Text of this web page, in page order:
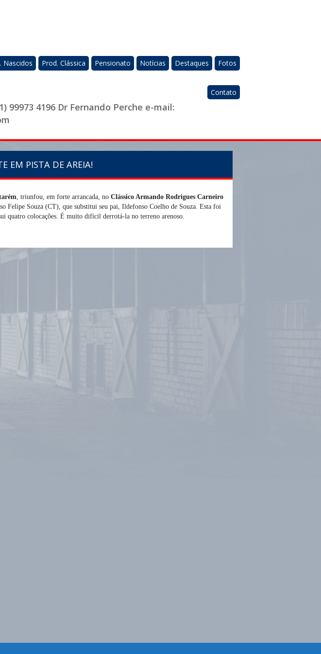
Nascidos Prod. Clássica Pensionato Notícias Destaques Fotos
Contato
99973 4196 Dr Fernando Perche e-mail:
EM PISTA DE AREIA!
, triunfou, em forte arrancada, no Clássico Armando Rodrigues Carneiro
Felipe Souza (CT), que substitui seu pai, Ildefonso Coelho de Souza. Esta foi
quatro colocações. É muito difícil derrotá-la no terreno arenoso.